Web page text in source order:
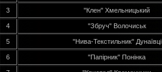
3 "Клен" Хмельницький
4 "Збруч" Волочиськ
5 "Нива-Текстильник" Дунаївці
6 "Папірник" Понінка